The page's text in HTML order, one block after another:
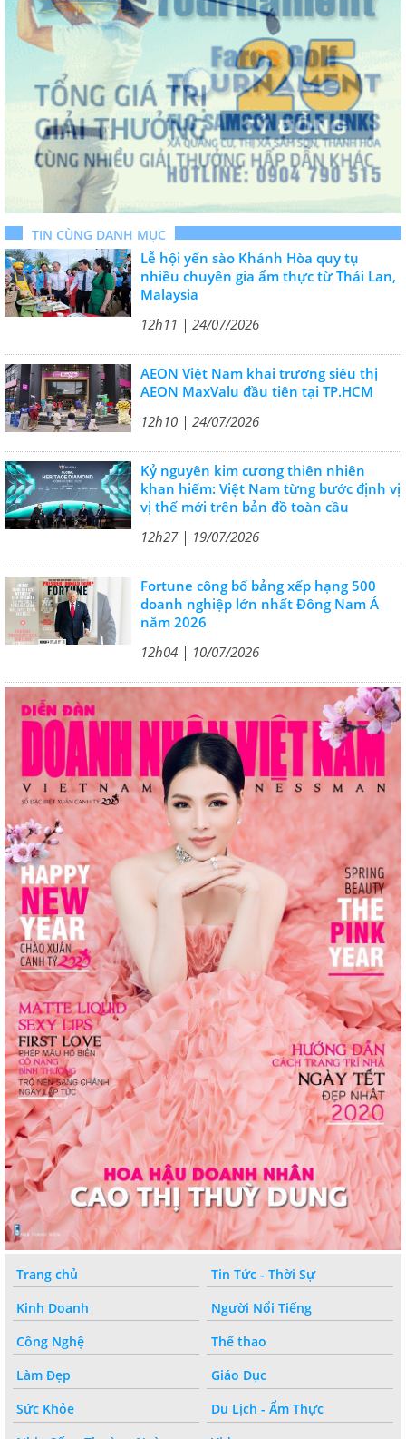
TIN CÙNG DANH MỤC
Lễ hội yến sào Khánh Hòa quy tụ
nhiều chuyên gia ẩm thực từ Thái Lan,
Malaysia
12h11 | 24/07/2026
AEON Việt Nam khai trương siêu thị
AEON MaxValu đầu tiên tại TP.HCM
12h10 | 24/07/2026
Kỷ nguyên kim cương thiên nhiên
khan hiếm: Việt Nam từng bước định vị
vị thế mới trên bản đồ toàn cầu
12h27 | 19/07/2026
Fortune công bố bảng xếp hạng 500
doanh nghiệp lớn nhất Đông Nam Á
năm 2026
12h04 | 10/07/2026
Trang chủ
Tin Tức - Thời Sự
Kinh Doanh
Người Nổi Tiếng
Công Nghệ
Thế thao
Làm Đẹp
Giáo Dục
Sức Khỏe
Du Lịch - Ẩm Thực